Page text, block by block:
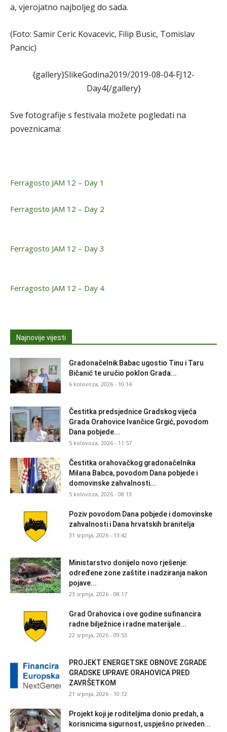
a, vjerojatno najboljeg do sada.
(Foto: Samir Ceric Kovacevic, Filip Busic, Tomislav
Pancic)
{gallery}SlikeGodina2019/2019-08-04-FJ12-
Day4{/gallery}
Sve fotografije s festivala možete pogledati na
poveznicama:
Ferragosto JAM 12 – Day 1
Ferragosto JAM 12 – Day 2
Ferragosto JAM 12 – Day 3
Ferragosto JAM 12 – Day 4
Najnovije vijesti
Gradonačelnik Babac ugostio Tinu i Taru
Bičanić te uručio poklon Grada...
6 kolovoza, 2026 - 10:14
Čestitka predsjednice Gradskog vijeća
Grada Orahovice Ivančice Grgić, povodom
Dana pobjede...
5 kolovoza, 2026 - 11:57
Čestitka orahovačkog gradonačelnika
Milana Babca, povodom Dana pobjede i
domovinske zahvalnosti...
5 kolovoza, 2026 - 08:13
Poziv povodom Dana pobjede i domovinske
zahvalnosti i Dana hrvatskih branitelja
31 srpnja, 2026 - 13:42
Ministarstvo donijelo novo rješenje:
određene zone zaštite i nadziranja nakon
pojave...
23 srpnja, 2026 - 08:17
Grad Orahovica i ove godine sufinancira
radne bilježnice i radne materijale...
22 srpnja, 2026 - 09:53
PROJEKT ENERGETSKE OBNOVE ZGRADE
GRADSKE UPRAVE ORAHOVICA PRED
ZAVRŠETKOM
21 srpnja, 2026 - 10:12
Projekt koji je roditeljima donio predah, a
korisnicima sigurnost, uspješno priveden...